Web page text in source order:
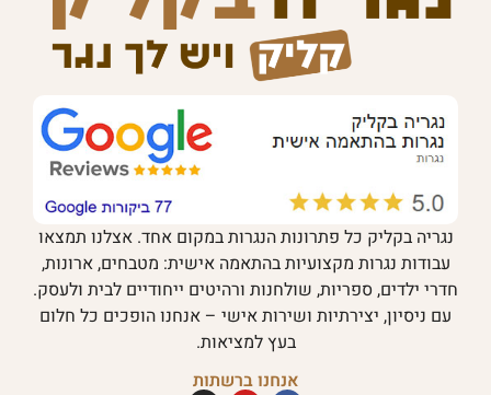
נגריה בקליק כל פתרונות הנגרות במקום אחד. אצלנו תמצאו
עבודות נגרות מקצועיות בהתאמה אישית: מטבחים, ארונות,
חדרי ילדים, ספריות, שולחנות ורהיטים ייחודיים לבית ולעסק.
עם ניסיון, יצירתיות ושירות אישי – אנחנו הופכים כל חלום
בעץ למציאות.
אנחנו ברשתות